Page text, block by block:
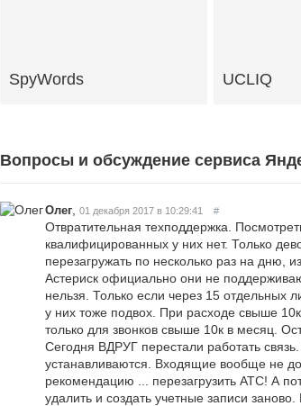
SpyWords UCLIQ
Вопросы и обсуждение сервиса
Олег 01 декабря 2017 в 10:29:41 #
Отвратительная техподдержка.
квалифицированных у них нет. Только
перезагружать по несколько раз на дню,
Астериск официально они не
нельзя. Только если через 15 отдельных
у них тоже подвох. При расходе свыше
только для звонков свыше 10к в месяц.
Сегодня ВДРУГ перестали работать
устанавливаются. Входящие вообще не
рекомендацию ... перезагрузить АТС! А
удалить и создать учетные записи